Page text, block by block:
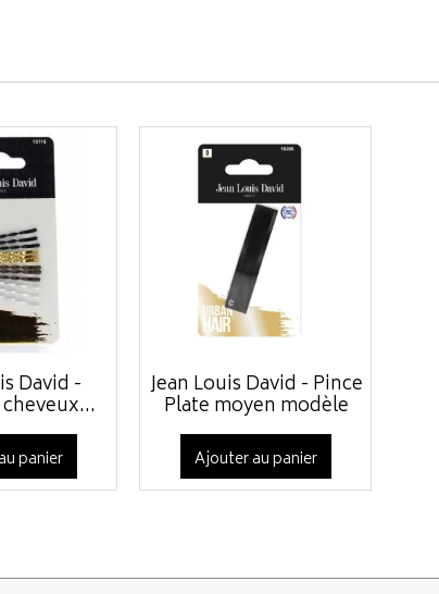
David -
panier
Jean Louis David - Pince
Plate moyen modèle
Ajouter au panier